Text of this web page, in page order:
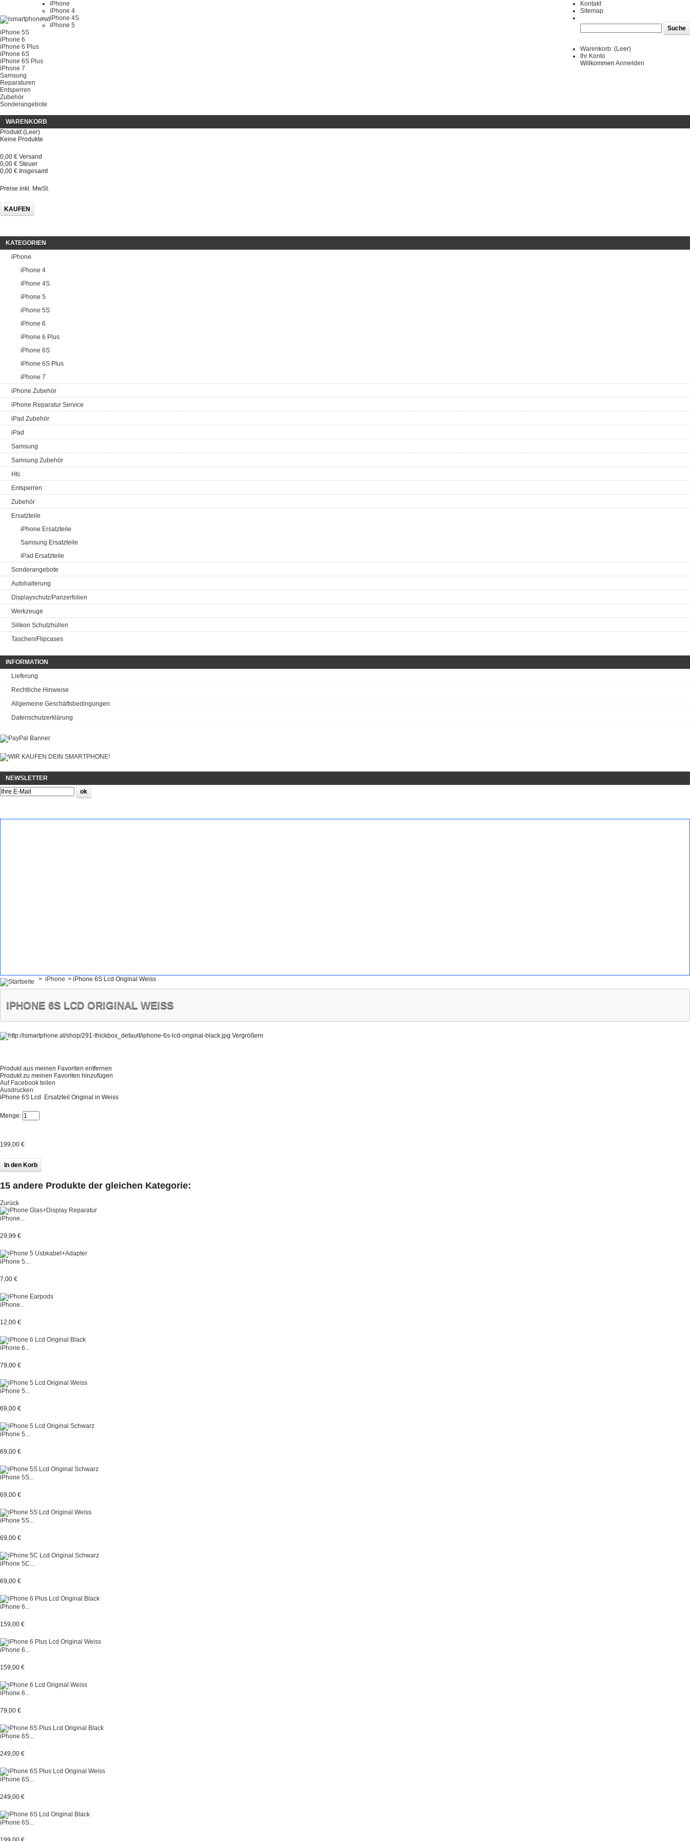
Kontakt
Sitemap
Warenkorb: (Leer)
Ihr Konto
Willkommen Anmelden
iPhone
iPhone 4
iPhone 4S
iPhone 5
iPhone 5S
iPhone 6
iPhone 6 Plus
iPhone 6S
iPhone 6S Plus
iPhone 7
Samsung
Reparaturen
Entsperren
Zubehör
Sonderangebote
WARENKORB
Produkt (Leer)
Keine Produkte
0,00 € Versand
0,00 € Steuer
0,00 € Insgesamt
Preise inkl. MwSt.
KAUFEN
KATEGORIEN
iPhone
iPhone 4
iPhone 4S
iPhone 5
iPhone 5S
iPhone 6
iPhone 6 Plus
iPhone 6S
iPhone 6S Plus
iPhone 7
iPhone Zubehör
iPhone Reparatur Service
iPad Zubehör
iPad
Samsung
Samsung Zubehör
Htc
Entsperren
Zubehör
Ersatzteile
iPhone Ersatzteile
Samsung Ersatzteile
iPad Ersatzteile
Sonderangebote
Autohalterung
Displayschutz/Panzerfolien
Werkzeuge
Silikon Schutzhüllen
Taschen/Flipcases
INFORMATION
Lieferung
Rechtliche Hinweise
Allgemeine Geschäftsbedingungen
Datenschutzerklärung
NEWSLETTER
> iPhone > iPhone 6S Lcd Original Weiss
IPHONE 6S LCD ORIGINAL WEISS
Vergrößern
Produkt aus meinen Favoriten entfernen
Produkt zu meinen Favoriten hinzufügen
Auf Facebook teilen
Ausdrucken
iPhone 6S Lcd Ersatzteil Original in Weiss
Menge:
199,00 €
15 andere Produkte der gleichen Kategorie:
Zurück
iPhone...
29,99 €
iPhone 5...
7,00 €
iPhone...
12,00 €
iPhone 6...
79,00 €
iPhone 5...
69,00 €
iPhone 5...
69,00 €
iPhone 5S...
69,00 €
iPhone 5S...
69,00 €
iPhone 5C...
69,00 €
iPhone 6...
159,00 €
iPhone 6...
159,00 €
iPhone 6...
79,00 €
iPhone 6S...
249,00 €
iPhone 6S...
249,00 €
iPhone 6S...